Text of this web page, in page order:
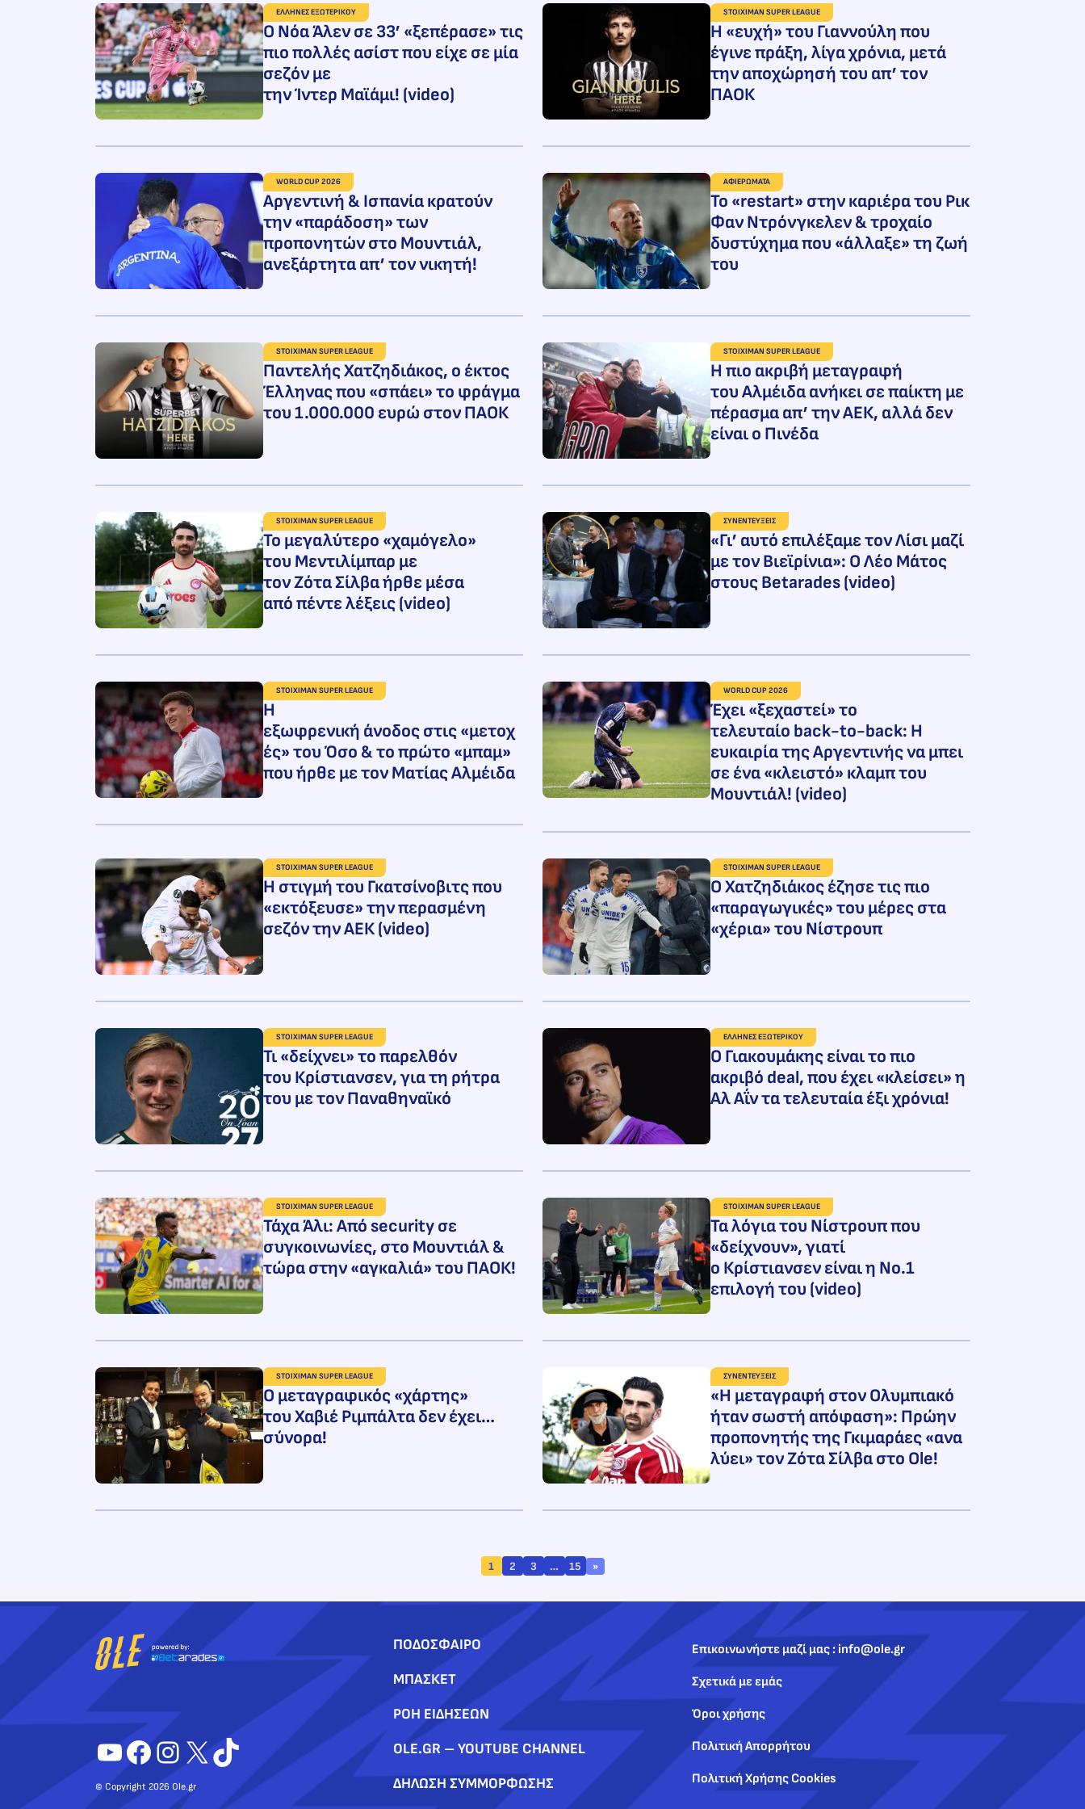
ΕΛΛΗΝΕΣ ΕΞΩΤΕΡΙΚΟΥ
O Nόα Άλεν σε 33’ «ξεπέρασε» τις
πιο πολλές ασίστ που είχε σε μία
σεζόν με
την Ίντερ Μαϊάμι! (video)
STOIXIMAN SUPER LEAGUE
Η «ευχή» του Γιαννούλη που
έγινε πράξη, λίγα χρόνια, μετά
την αποχώρησή του απ’ τον
ΠΑΟΚ
WORLD CUP 2026
Αργεντινή & Ισπανία κρατούν
την «παράδοση» των
προπονητών στο Μουντιάλ,
ανεξάρτητα απ’ τον νικητή!
ΑΦΙΕΡΩΜΑΤΑ
Το «restart» στην καριέρα του Ρικ
Φαν Ντρόνγκελεν & τροχαίο
δυστύχημα που «άλλαξε» τη ζωή
του
STOIXIMAN SUPER LEAGUE
Παντελής Χατζηδιάκος, ο έκτος
Έλληνας που «σπάει» το φράγμα
του 1.000.000 ευρώ στον ΠΑΟΚ
STOIXIMAN SUPER LEAGUE
Η πιο ακριβή μεταγραφή
του Αλμέιδα ανήκει σε παίκτη με
πέρασμα απ’ την ΑΕΚ, αλλά δεν
είναι ο Πινέδα
STOIXIMAN SUPER LEAGUE
Το μεγαλύτερο «χαμόγελο»
του Μεντιλίμπαρ με
τον Ζότα Σίλβα ήρθε μέσα
από πέντε λέξεις (video)
ΣΥΝΕΝΤΕΥΞΕΙΣ
«Γι’ αυτό επιλέξαμε τον Λίσι μαζί
με τον Βιεϊρίνια»: Ο Λέο Μάτος
στους Betarades (video)
STOIXIMAN SUPER LEAGUE
Η
εξωφρενική άνοδος στις «μετοχ
ές» του Όσο & το πρώτο «μπαμ»
που ήρθε με τον Ματίας Αλμέιδα
WORLD CUP 2026
Έχει «ξεχαστεί» το
τελευταίο back-to-back: Η
ευκαιρία της Αργεντινής να μπει
σε ένα «κλειστό» κλαμπ του
Μουντιάλ! (video)
STOIXIMAN SUPER LEAGUE
H στιγμή του Γκατσίνοβιτς που
«εκτόξευσε» την περασμένη
σεζόν την ΑΕΚ (video)
STOIXIMAN SUPER LEAGUE
O Χατζηδιάκος έζησε τις πιο
«παραγωγικές» του μέρες στα
«χέρια» του Νίστρουπ
STOIXIMAN SUPER LEAGUE
Τι «δείχνει» το παρελθόν
του Κρίστιανσεν, για τη ρήτρα
του με τον Παναθηναϊκό
ΕΛΛΗΝΕΣ ΕΞΩΤΕΡΙΚΟΥ
Ο Γιακουμάκης είναι το πιο
ακριβό deal, που έχει «κλείσει» η
Αλ Αΐν τα τελευταία έξι χρόνια!
STOIXIMAN SUPER LEAGUE
Τάχα Άλι: Από security σε
συγκοινωνίες, στο Μουντιάλ &
τώρα στην «αγκαλιά» του ΠΑΟΚ!
STOIXIMAN SUPER LEAGUE
Τα λόγια του Νίστρουπ που
«δείχνουν», γιατί
ο Κρίστιανσεν είναι η Νο.1
επιλογή του (video)
STOIXIMAN SUPER LEAGUE
O μεταγραφικός «χάρτης»
του Χαβιέ Ριμπάλτα δεν έχει…
σύνορα!
ΣΥΝΕΝΤΕΥΞΕΙΣ
«Η μεταγραφή στον Ολυμπιακό
ήταν σωστή απόφαση»: Πρώην
προπονητής της Γκιμαράες «ανα
λύει» τον Ζότα Σίλβα στο Ole!
1 2 3 … 15 »
YouTube
Facebook
Instagram
X TikTok
© Copyright 2026 Ole.gr
ΠΟΔΟΣΦΑΙΡΟ
ΜΠΑΣΚΕΤ
ΡΟΗ ΕΙΔΗΣΕΩΝ
OLE.GR – YOUTUBE CHANNEL
ΔΗΛΩΣΗ ΣΥΜΜΟΡΦΩΣΗΣ
Επικοινωνήστε μαζί μας : info@ole.gr
Σχετικά με εμάς
Όροι χρήσης
Πολιτική Απορρήτου
Πολιτική Χρήσης Cookies